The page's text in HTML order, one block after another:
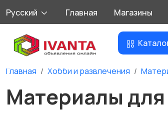
Русский Главная Магазины
Главная Хобби и развлечения
Материалы для